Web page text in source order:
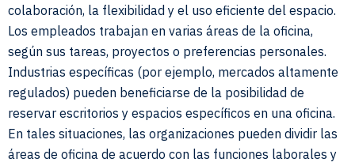
colaboración, la flexibilidad y el uso eficiente del espacio.
Los empleados trabajan en varias áreas de la oficina,
según sus tareas, proyectos o preferencias personales.
Industrias específicas (por ejemplo, mercados altamente
regulados) pueden beneficiarse de la posibilidad de
reservar escritorios y espacios específicos en una oficina.
En tales situaciones, las organizaciones pueden dividir las
áreas de oficina de acuerdo con las funciones laborales y